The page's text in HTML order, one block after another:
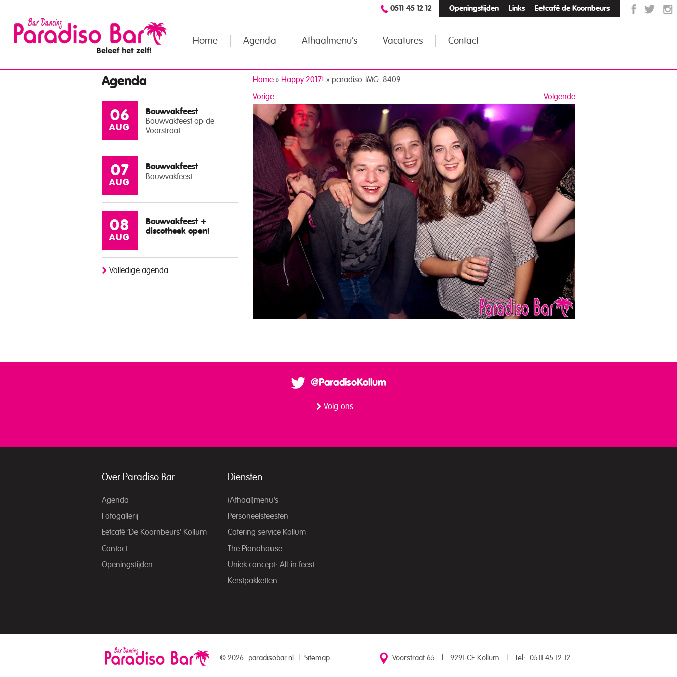
Openingstijden Links Eetcafé de Koornbeurs
0511 45 12 12
Home Agenda Afhaalmenu’s Vacatures Contact
Agenda
06
AUG
Bouwvakfeest
Bouwvakfeest op de
Voorstraat
07
AUG
Bouwvakfeest
Bouwvakfeest
08
AUG
Bouwvakfeest +
discotheek open!
Volledige agenda
Home » Happy 2017! » paradiso-IMG_8409
Volgende
Vorige
@ParadisoKollum
Volg ons
Over Paradiso Bar
Agenda
Fotogallerij
Eetcafé ‘De Koornbeurs’ Kollum
Contact
Openingstijden
Diensten
(Afhaal)menu’s
Personeelsfeesten
Catering service Kollum
The Pianohouse
Uniek concept: All-in feest
Kerstpakketten
© 2026 paradisobar.nl Sitemap Voorstraat 65 9291 CE Kollum Tel: 0511 45 12 12